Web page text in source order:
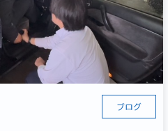
ブログ